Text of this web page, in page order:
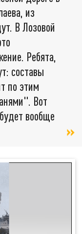
из
В Лозовой
Ребята,
составы
по этим
Вот
вообще